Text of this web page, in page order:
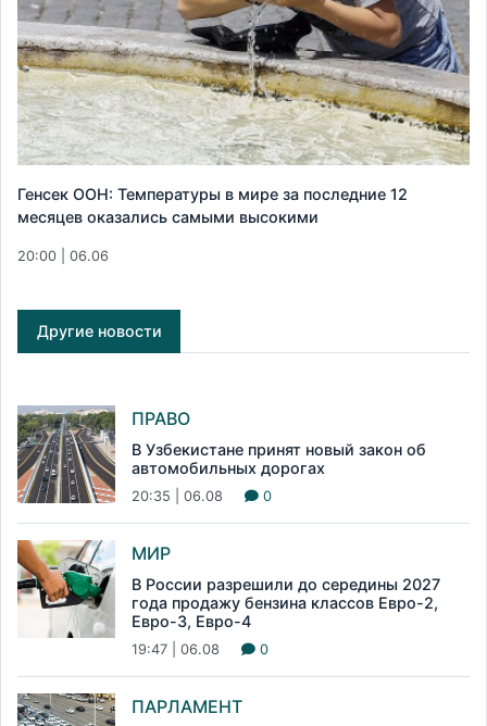
Генсек ООН: Температуры в мире за последние 12
месяцев оказались самыми высокими
20:00 | 06.06
Другие новости
ПРАВО
В Узбекистане принят новый закон об
автомобильных дорогах
20:35 | 06.08 0
МИР
В России разрешили до середины 2027
года продажу бензина классов Евро-2,
Евро-3, Евро-4
19:47 | 06.08 0
ПАРЛАМЕНТ